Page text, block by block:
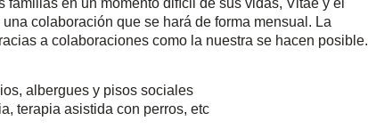
en un momento difícil de sus vidas, Vitae y el
colaboración que se hará de forma mensual. La
a colaboraciones como la nuestra se hacen posible.
albergues y pisos sociales
terapia asistida con perros, etc